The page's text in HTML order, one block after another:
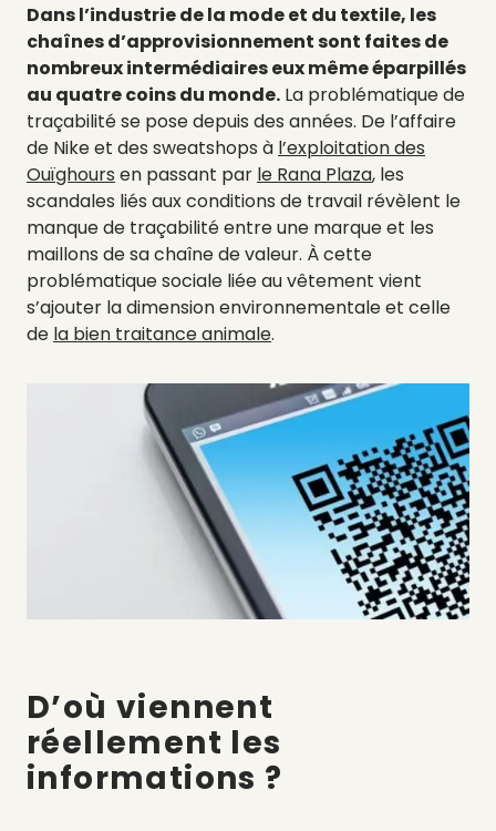
Dans l’industrie de la mode et du textile, les
chaînes d’approvisionnement sont faites de
nombreux intermédiaires eux même éparpillés
au quatre coins du monde. La problématique de
traçabilité se pose depuis des années. De l’affaire
de Nike et des sweatshops à l’exploitation des
Ouïghours en passant par le Rana Plaza, les
scandales liés aux conditions de travail révèlent le
manque de traçabilité entre une marque et les
maillons de sa chaîne de valeur. À cette
problématique sociale liée au vêtement vient
s’ajouter la dimension environnementale et celle
de la bien traitance animale.
D’où viennent
réellement les
informations ?